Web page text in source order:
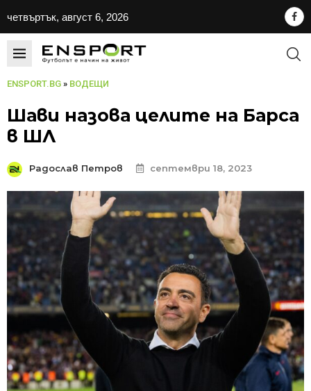
четвъртък, август 6, 2026
ENSPORT.BG » ВОДЕЩИ
Шави назова целите на Барса
в ШЛ
Радослав Петров септември 18, 2023